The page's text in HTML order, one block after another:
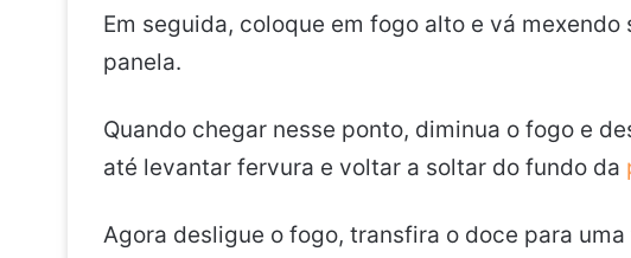
Em seguida, coloque em fogo alto e vá
panela.
Quando chegar nesse ponto, diminua o fogo e
até levantar fervura e voltar a soltar do fundo da
Agora desligue o fogo, transfira o doce para